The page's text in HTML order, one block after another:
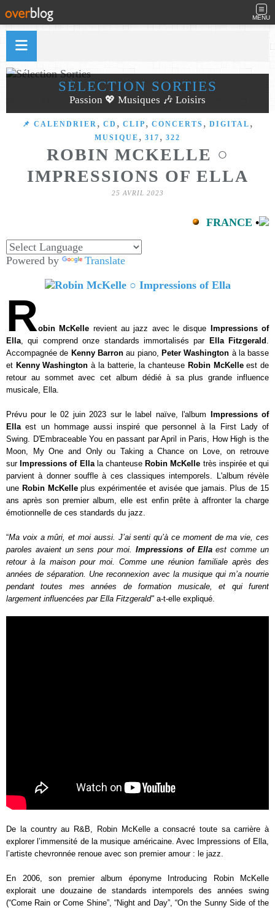
MENU
SÉLECTION SORTIES
Passion 💖 Musiques 🎶 Loisirs
📌 CALENDRIER , CD , CLIP , CONCERTS , DIGITAL ,
MUSIQUE , 317 , 322
ROBIN MCKELLE ○
IMPRESSIONS OF ELLA
25 AVRIL 2023
FRANCE •
Powered by Translate
Robin McKelle revient au jazz avec le disque
Impressions of
Ella, qui comprend onze standards immortalisés par Ella Fitzgerald .
Accompagnée de Kenny Barron au piano, Peter Washington à la basse
et Kenny Washington à la batterie, la chanteuse Robin McKelle est de
retour au sommet avec cet album dédié à sa plus grande influence
musicale, Ella.
Prévu pour le 02 juin 2023 sur le label naïve, l'album
Impressions of
Ella est un hommage aussi inspiré que personnel à la First Lady of
Swing. D'Embraceable You en passant par April in Paris, How High is the
Moon, My One and Only ou Taking a Chance on Love, on retrouve
sur Impressions of Ella la chanteuse Robin McKelle très inspirée et qui
parvient à donner souffle à ces classiques intemporels. L'album révèle
une Robin McKelle plus expérimentée et avisée que jamais. Plus de 15
ans après son premier album, elle est enfin prête à affronter la charge
émotionnelle de ces standards du jazz.
“Ma voix a mûri, et moi aussi. J’ai senti qu’à ce moment de ma vie, ces
paroles avaient un sens pour moi. Impressions of Ella est comme un
retour à la maison pour moi. Comme une réunion familiale après des
années de séparation. Une reconnexion avec la musique qui m’a nourrie
pendant toutes mes années de formation musicale, et qui furent
largement influencées par Ella Fitzgerald" a-t-elle expliqué.
De la country au R&B, Robin McKelle a consacré toute sa carrière à
explorer l’immensité de la musique américaine. Avec Impressions of Ella,
l’artiste chevronnée renoue avec son premier amour : le jazz.
En 2006, son premier album éponyme Introducing Robin McKelle
explorait une douzaine de standards intemporels des années swing
(“Come Rain or Come Shine”, “Night and Day”, “On the Sunny Side of the